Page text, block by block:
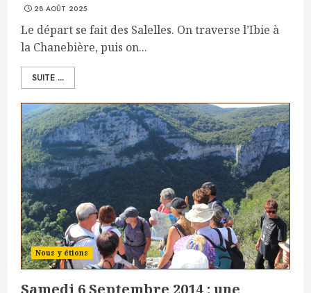
28 AOÛT 2025
Le départ se fait des Salelles. On traverse l’Ibie à
la Chanebière, puis on...
SUITE ...
Nous y étions